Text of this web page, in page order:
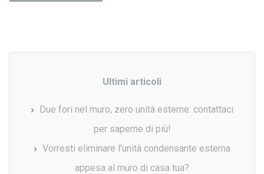
Ultimi articoli
Due fori nel muro, zero unità esterne: contattaci
per saperne di più!
Vorresti eliminare l’unità condensante esterna
appesa al muro di casa tua?